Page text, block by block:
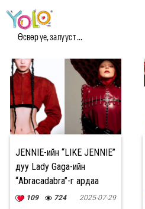
Өсвөр үе, залууст ...
#LIKE МЭДЭЭ
JENNIE-ийн “LIKE JENNIE”
дуу Lady Gaga-ийн
“Abracadabra”-г ардаа
орхин 2025 оны хамгийн
109 724 2025-07-29